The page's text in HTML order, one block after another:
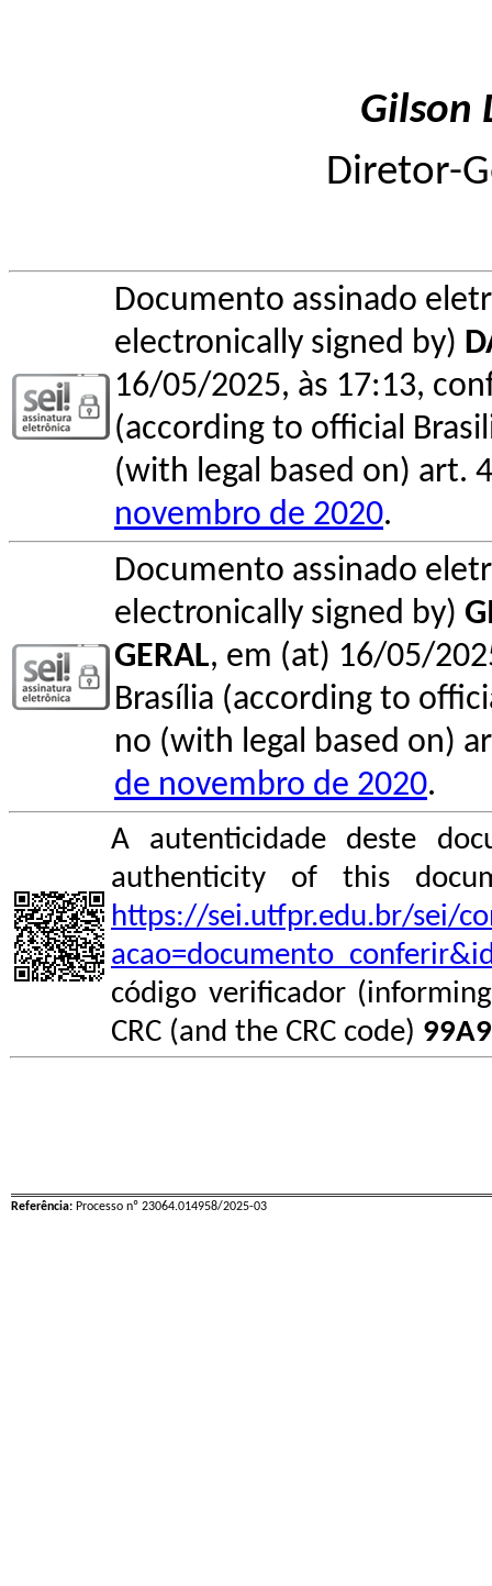
Gilson
Diretor-
Documento assinado
electronically signed by)
16/05/2025, às 17:13,
(according to official
(with legal based on) art.
novembro de 2020.
Documento assinado
electronically signed by)
GERAL, em (at) 16/05/
Brasília (according to
no (with legal based on)
de novembro de 2020.
A autenticidade deste
authenticity of this
https://sei.utfpr.edu.br/sei/
código verificador
CRC (and the CRC code)
Referência: Processo nº 23064.014958/2025-03